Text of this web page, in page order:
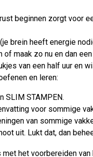
beginnen zorgt voor
brein heeft energie
maak zo nu en dan
van een half uur en
en leren:
SLIM STAMPEN.
voor sommige
van sommige
uit. Lukt dat, dan
het voorbereiden van